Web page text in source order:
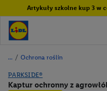
Artykuły szkolne kup 3 w
/ Ochrona roślin
PARKSIDE®
Kaptur ochronny z